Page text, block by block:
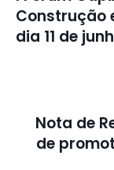
Construção
dia 11 de
Nota de
de